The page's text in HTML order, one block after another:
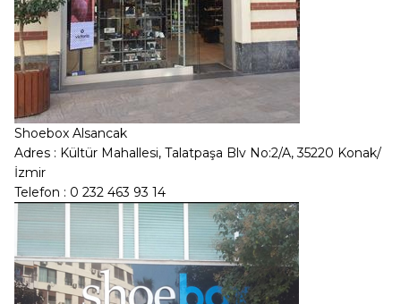
Shoebox Alsancak
Adres : Kültür Mahallesi, Talatpaşa Blv No:2/A, 35220 Konak/
İzmir
Telefon : 0 232 463 93 14